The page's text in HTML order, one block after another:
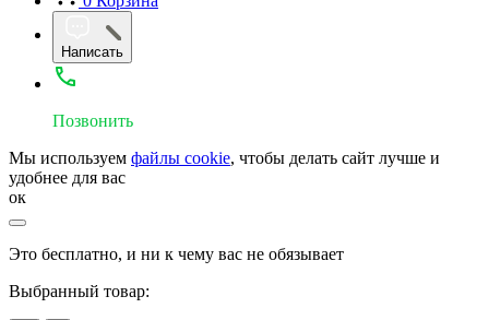
Написать
Позвонить
Мы используем файлы cookie, чтобы делать сайт лучше и
удобнее для вас
ок
Это бесплатно, и ни к чему вас не обязывает
Выбранный товар: